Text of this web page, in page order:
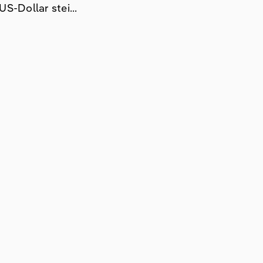
rückläufige
Dollar stei...